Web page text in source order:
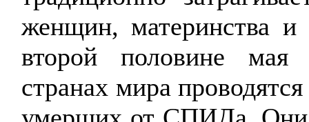
женщин, материнства и
второй половине
странах мира